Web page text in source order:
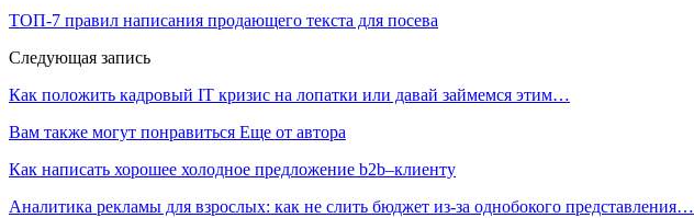
ТОП-7 правил написания продающего текста для посева
Следующая запись
Как положить кадровый IT кризис на лопатки или давай займемся этим…
Вам также могут понравиться Еще от автора
Как написать хорошее холодное предложение b2b–клиенту
Аналитика рекламы для взрослых: как не слить бюджет из-за однобокого представления…